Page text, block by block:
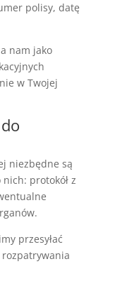
polisy, datę
nam jako
w Twojej
niezbędne są
protokół z
przesyłać